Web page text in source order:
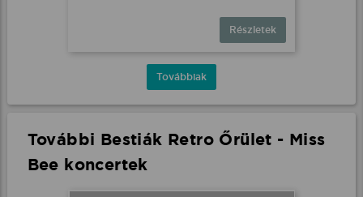
Részletek
Továbbiak
További Bestiák Retro Őrület - Miss
Bee koncertek